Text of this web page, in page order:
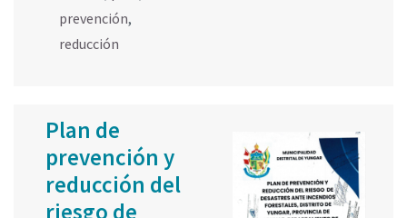
prevención,
reducción
Plan de
prevención y
reducción del
riesgo de